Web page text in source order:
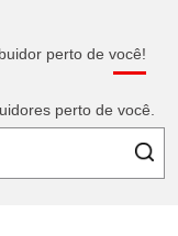
perto de você!
perto de você.